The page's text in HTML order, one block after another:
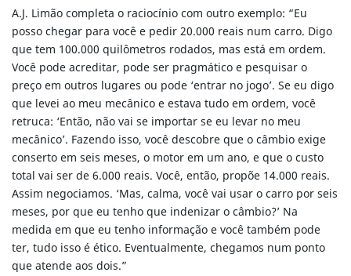
A.J. Limão completa o raciocínio com outro exemplo: “Eu
posso chegar para você e pedir 20.000 reais num carro. Digo
que tem 100.000 quilômetros rodados, mas está em ordem.
Você pode acreditar, pode ser pragmático e pesquisar o
preço em outros lugares ou pode ‘entrar no jogo’. Se eu digo
que levei ao meu mecânico e estava tudo em ordem, você
retruca: ‘Então, não vai se importar se eu levar no meu
mecânico’. Fazendo isso, você descobre que o câmbio exige
conserto em seis meses, o motor em um ano, e que o custo
total vai ser de 6.000 reais. Você, então, propõe 14.000 reais.
Assim negociamos. ‘Mas, calma, você vai usar o carro por seis
meses, por que eu tenho que indenizar o câmbio?’ Na
medida em que eu tenho informação e você também pode
ter, tudo isso é ético. Eventualmente, chegamos num ponto
que atende aos dois.”